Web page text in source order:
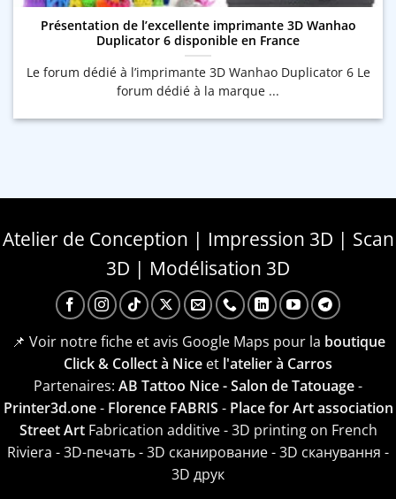
Présentation de l’excellente imprimante 3D Wanhao
Duplicator 6 disponible en France
Le forum dédié à l’imprimante 3D Wanhao Duplicator 6 Le
forum dédié à la marque ...
Atelier de Conception | Impression 3D | Scan
3D | Modélisation 3D
📌 Voir notre fiche et avis Google Maps pour la boutique
Click & Collect à Nice et l'atelier à Carros
Partenaires: AB Tattoo Nice - Salon de Tatouage-
Printer3d.one- Florence FABRIS - Place for Art association
Street ArtFabrication additive - 3D printing on French
Riviera - 3D-печать - 3D сканирование - 3D сканування -
3D друк